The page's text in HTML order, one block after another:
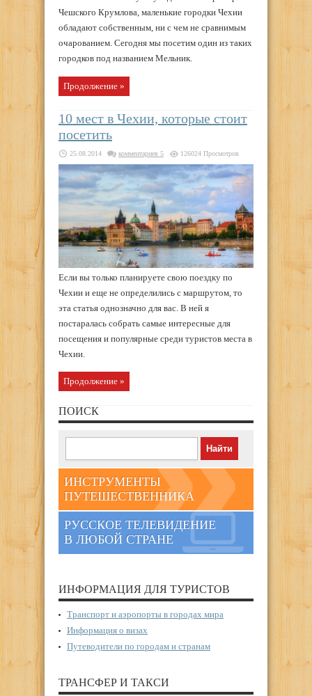
Чешского Крумлова, маленькие городки Чехии
обладают собственным, ни с чем не сравнимым
очарованием. Сегодня мы посетим один из таких
городков под названием Мельник.
Продолжение »
10 мест в Чехии, которые стоит
посетить
25.08.2014 комментариев 5 126024 Просмотров
Если вы только планируете свою поездку по
Чехии и еще не определились с маршрутом, то
эта статья однозначно для вас. В ней я
постаралась собрать самые интересные для
посещения и популярные среди туристов места в
Чехии.
Продолжение »
ПОИСК
ИНСТРУМЕНТЫ
ПУТЕШЕСТВЕННИКА
РУССКОЕ ТЕЛЕВИДЕНИЕ
В ЛЮБОЙ СТРАНЕ
ИНФОРМАЦИЯ ДЛЯ ТУРИСТОВ
Транспорт и аэропорты в городах мира
Информация о визах
Путеводители по городам и странам
ТРАНСФЕР И ТАКСИ